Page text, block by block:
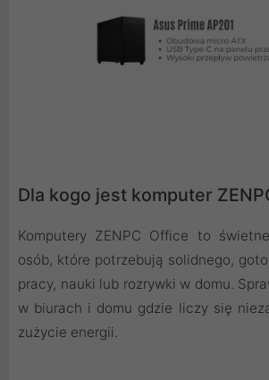
Dla kogo jest komputer
Komputery ZENPC Office to
osób, które potrzebują solidnego,
pracy, nauki lub rozrywki w domu.
w biurach i domu gdzie liczy się
zużycie energii.